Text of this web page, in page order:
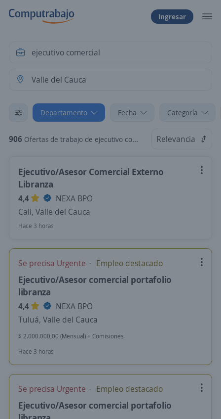
Ingresar
Departamento Fecha Categoría
906 Ofertas de trabajo de ejecutivo comercial en Valle del Cauca Relevancia
Ejecutivo/Asesor Comercial Externo
Libranza
4,4
NEXA BPO
Cali, Valle del Cauca
Hace 3 horas
Se precisa Urgente Empleo destacado
Ejecutivo/Asesor comercial portafolio
libranza
4,4
NEXA BPO
Tuluá, Valle del Cauca
$ 2.000.000,00 (Mensual) + Comisiones
Hace 3 horas
Se precisa Urgente Empleo destacado
Ejecutivo/Asesor comercial portafolio